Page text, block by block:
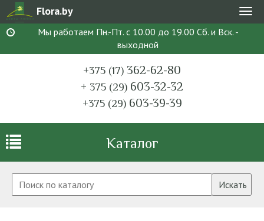
Flora.by
Мы работаем Пн.-Пт. с 10.00 до 19.00 Сб. и Вск. -
выходной
+375 (17) 362-62-80
+ 375 (29) 603-32-32
+375 (29)603-39-39
Каталог
Искать